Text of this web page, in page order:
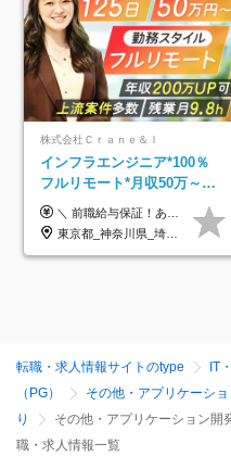
株式会社Ｃｒａｎｅ＆Ｉ
インフラエンジニア*100％
フルリモート*月収50万～*
クラウド×上流工程*前職給
与保証*残業月9.8h
＼ 前職給与保証！あなたのこれまでの経験を正当評価 ／ ★月収50万円～スタート！【年俸600万～1,162万8,000円（12分割）】 ――「頑張りが給与に直結しない…」そんな不満とは無縁の環境です。 実際、入社後に「年収150万～200万円UP」を実現した先輩エンジニアが多数活躍中！ 【 収入をさらに押し上げる充実のプラスα 】 スキルを磨くほど得をする「資格手当」 ⇒ 1資格につき毎月3,000円～30,000円を継続支給！ 成果を見逃さない「功績手当」 ⇒ 社員の頑張りに応じて最大10万円をダイレクトに支給！ スピード昇給・高年収も可能 ⇒ 1回の昇給で年収数十万UPのチャンスあり。ゆくゆくは年収1000万以上のハイクラスも目指せます。 ※経験・スキルを考慮の上決定します ※上記金額には固定残業代（月30h分・95,000円～184,000円）を含みます ※超過分は別途全額支給します ※試用期間2ヶ月間あり（その他待遇に差異はありません）
東京都_神奈川県_埼玉県_千葉県_大阪府_愛知県_北海道_青森県_岩手県_宮城県_秋田県_山形県_福島県_茨城県_栃木県_群馬県_新潟県_山梨県_長野県_富山県_石川県_福井県_静岡県_岐阜県_三重県_兵庫県_京都府_滋賀県_奈良県_和歌山県_広島県_岡山県_鳥取県_島根県_山口県_徳島県_香川県_愛媛県_高知県_福岡県_熊本県_佐賀県_長崎県_大分県_宮崎県_鹿児島県_沖縄県
転職・求人情報サイトのtype IT
（PG）
その他・アプリケーショ
り
その他・アプリケーション開
職・求人情報一覧